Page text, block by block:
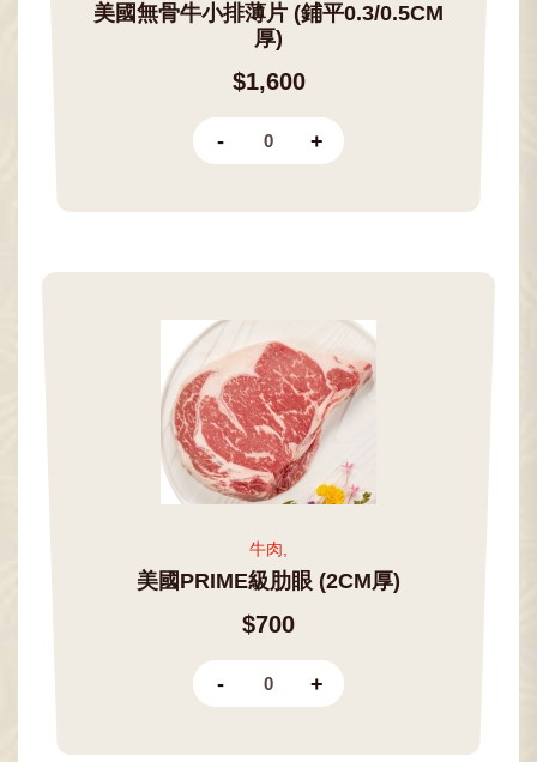
美國無骨牛小排薄片 (鋪平0.3/0.5CM
厚)
$1,600
- +
牛肉,
美國PRIME級肋眼 (2CM厚)
$700
- +